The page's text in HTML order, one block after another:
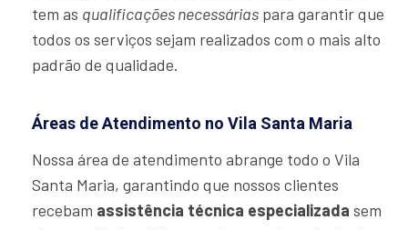
tem as qualificações necessárias para garantir que
todos os serviços sejam realizados com o mais alto
padrão de qualidade.
Áreas de Atendimento no Vila Santa Maria
Nossa área de atendimento abrange todo o Vila
Santa Maria, garantindo que nossos clientes
recebam assistência técnica especializada sem